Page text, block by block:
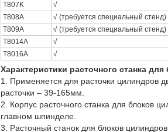
T807K
√
T808A
√ (требуется специальный стенд)
T809A
√ (требуется специальный стенд)
T8014A
√
T8016A
√
Характеристики расточного станка
1. Применяется для расточки цилиндров
расточки – 39-165мм.
2. Корпус расточного станка для блоков
главном шпинделе.
3. Расточный станок для блоков